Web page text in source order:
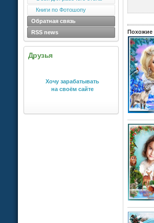
Книги по Фотошопу
Обратная связь
RSS news
Друзья
Хочу зарабатывать
на своём сайте
Похожие